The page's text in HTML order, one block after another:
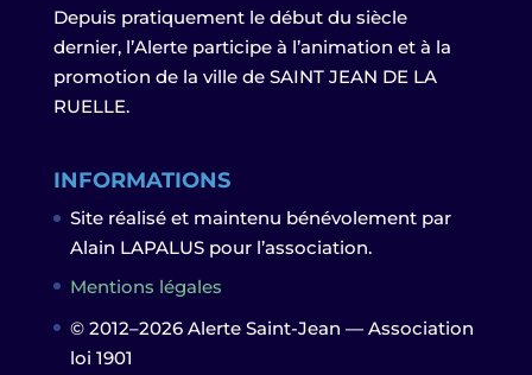
Depuis pratiquement le début du siècle
dernier, l’Alerte participe à l’animation et à la
promotion de la ville de SAINT JEAN DE LA
RUELLE.
INFORMATIONS
Site réalisé et maintenu bénévolement par
Alain LAPALUS pour l’association.
Mentions légales
© 2012–2026 Alerte Saint-Jean — Association
loi 1901